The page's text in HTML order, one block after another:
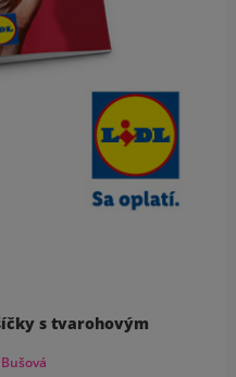
s tvarohovým